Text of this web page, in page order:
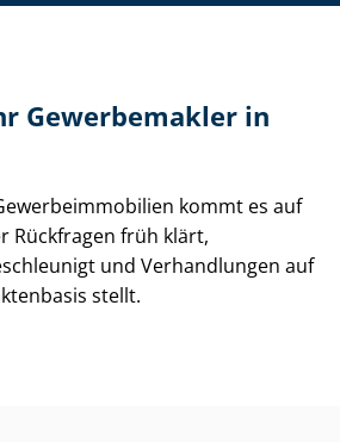
Gewerbemakler in
kommt es auf
Rückfragen früh klärt,
und Verhandlungen auf
stellt.